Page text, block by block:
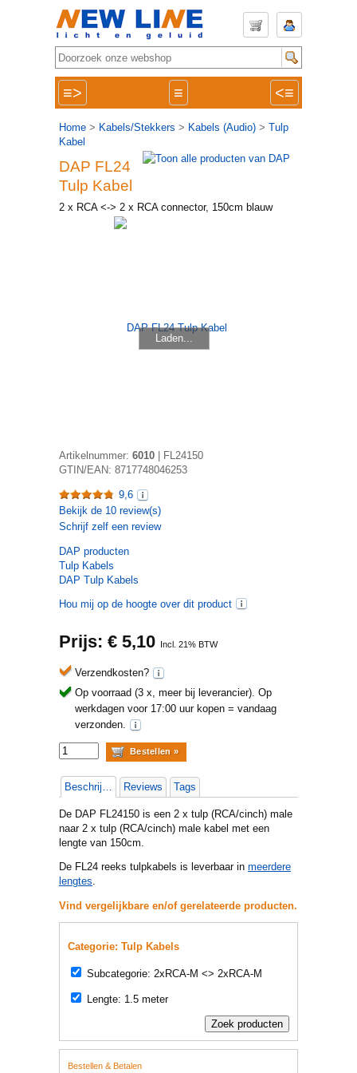
≡> ≡ <≡
Home > Kabels/Stekkers > Kabels (Audio) > Tulp
Kabel
DAP FL24
Tulp Kabel
2 x RCA <-> 2 x RCA connector, 150cm blauw
Laden...
Artikelnummer: 6010
FL24150
GTIN/EAN: 8717748046253
9,6
Bekijk de 10 review(s)
Schrijf zelf een review
DAP producten
Tulp Kabels
DAP Tulp Kabels
Hou mij op de hoogte over dit product
Prijs: € 5,10 Incl. 21% BTW
Verzendkosten?
Op voorraad (3 x, meer bij leverancier). Op
werkdagen voor 17:00 uur kopen = vandaag
verzonden.
Beschrijving Reviews Tags
De DAP FL24150 is een 2 x tulp (RCA/cinch) male
naar 2 x tulp (RCA/cinch) male kabel met een
lengte van 150cm.
De FL24 reeks tulpkabels is leverbaar in meerdere
lengtes.
Vind vergelijkbare en/of gerelateerde producten.
Categorie: Tulp Kabels
Subcategorie: 2xRCA-M <> 2xRCA-M
Lengte: 1.5 meter
Bestellen & Betalen